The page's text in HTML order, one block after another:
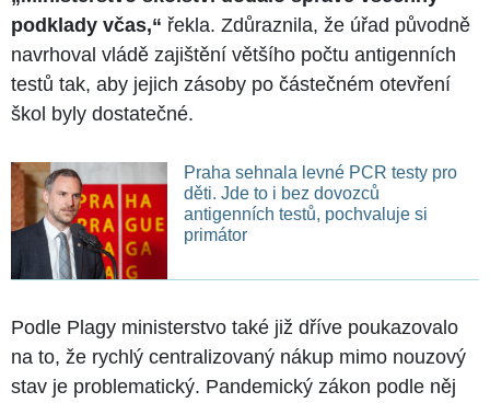
podklady včas,“ řekla. Zdůraznila, že úřad původně
navrhoval vládě zajištění většího počtu antigenních
testů tak, aby jejich zásoby po částečném otevření
škol byly dostatečné.
Praha sehnala levné PCR testy pro
děti. Jde to i bez dovozců
antigenních testů, pochvaluje si
primátor
Podle Plagy ministerstvo také již dříve poukazovalo
na to, že rychlý centralizovaný nákup mimo nouzový
stav je problematický. Pandemický zákon podle něj